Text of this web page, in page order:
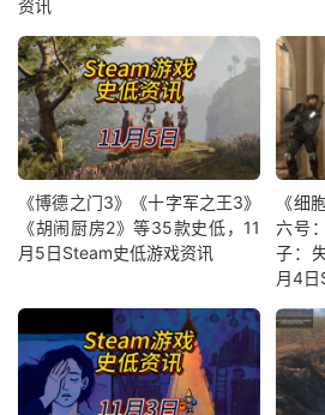
资讯
《博德之门3》《十字军之王3》
《胡闹厨房2》等35款史低，11
月5日Steam史低游戏资讯
《细
六号
子：
月4